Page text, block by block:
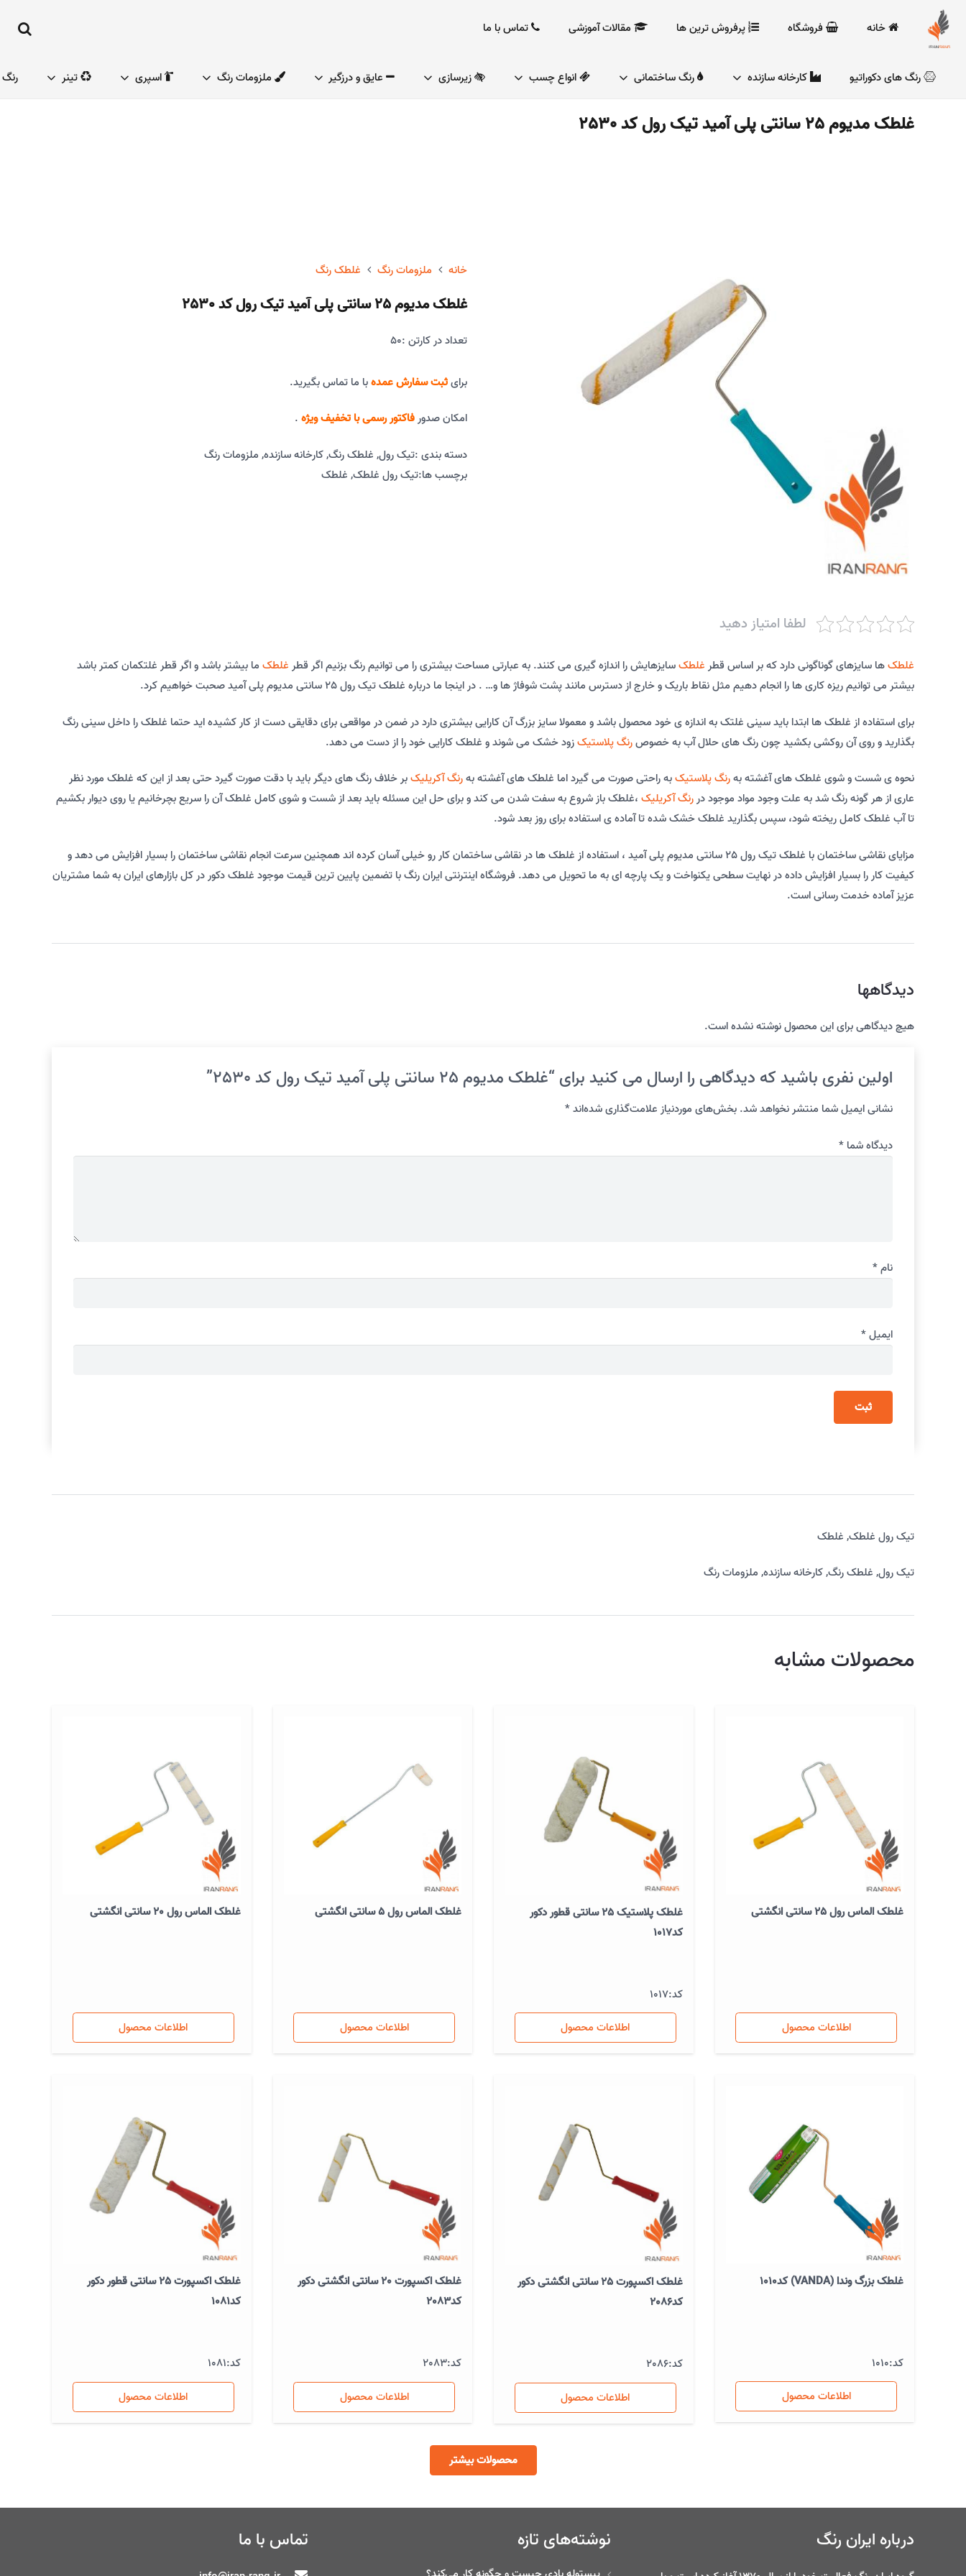
خانه فروشگاه پرفروش ترین ها مقالات آموزشی تماس با ما
رنگ های دکوراتیو کارخانه سازنده رنگ ساختمانی انواع چسب زیرسازی عایق و درزگیر ملزومات رنگ اسپری تینر
غلطک مدیوم 25 سانتی پلی آمید تیک رول کد 2530
خانه ملزومات رنگ غلطک رنگ
غلطک مدیوم 25 سانتی پلی آمید تیک رول کد 2530
تعداد در کارتن :50
برایثبت سفارش عمدهبا ما تماس بگیرید.
امکان صدورفاکتور رسمی با تخفیف ویژه .
دسته بندی :تیک رول, غلطک رنگ,کارخانه سازنده, ملزومات رنگ
برچسب ها:تیک رول غلطک, غلطک
لطفا امتیاز دهید
غلطکها سایزهای گوناگونی دارد که بر اساس قطر غلطکسایزهایش را اندازه گیری می کنند. به عبارتی مساحت بیشتری را می توانیم رنگ بزنیم اگر قطر غلطک ما بیشتر باشد و اگر قطر غلتکمان کمتر باشد
بیشتر می توانیم ریزه کاری ها را انجام دهیم مثل نقاط باریک و خارج از دسترس مانند پشت شوفاژ ها و… . در اینجا ما درباره غلطک تیک رول 25 سانتی مدیوم پلی آمید صحبت خواهیم کرد.
برای استفاده از غلطک ها ابتدا باید سینی غلتک به اندازه ی خود محصول باشد و معمولا سایز بزرگ آن کارایی بیشتری دارد در ضمن در مواقعی برای دقایقی دست از کار کشیده اید حتما غلطک را داخل سینی رنگ
بگذارید و روی آن روکشی بکشید چون رنگ های حلال آب به خصوصرنگ پلاستیکزود خشک می شوند و غلطک کارایی خود را از دست می دهد.
نحوه ی شست و شوی غلطک های آغشته بهرنگ پلاستیکبه راحتی صورت می گیرد اما غلطک های آغشته بهرنگ آکریلیکبر خلاف رنگ های دیگر باید با دقت صورت گیرد حتی بعد از این که غلطک مورد نظر
عاری از هر گونه رنگ شد به علت وجود مواد موجود دررنگ آکریلیک ،غلطک باز شروع به سفت شدن می کند و برای حل این مسئله باید بعد از شست و شوی کامل غلطک آن را سریع بچرخانیم یا روی دیوار بکشیم
تا آب غلطک کامل ریخته شود، سپس بگذارید غلطک خشک شده تا آماده ی استفاده برای روز بعد شود.
مزایای نقاشی ساختمان با غلطک تیک رول 25 سانتی مدیوم پلی آمید ، استفاده از غلطک ها در نقاشی ساختمان کار رو خیلی آسان کرده اند همچنین سرعت انجام نقاشی ساختمان را بسیار افزایش می دهد و
کیفیت کار را بسیار افزایش داده در نهایت سطحی یکنواخت و یک پارچه ای به ما تحویل می دهد. فروشگاه اینترنتی ایران رنگ با تضمین پایین ترین قیمت موجود غلطک دکور در کل بازارهای ایران به شما مشتریان
عزیز آماده خدمت رسانی است.
دیدگاهها
هیچ دیدگاهی برای این محصول نوشته نشده است.
اولین نفری باشید که دیدگاهی را ارسال می کنید برای “غلطک مدیوم 25 سانتی پلی آمید تیک رول کد 2530”
نشانی ایمیل شما منتشر نخواهد شد. بخش‌های موردنیاز علامت‌گذاری شده‌اند*
دیدگاه شما *
نام*
ایمیل*
تیک رول غلطک, غلطک
تیک رول, غلطک رنگ,کارخانه سازنده, ملزومات رنگ
محصولات مشابه
غلطک الماس رول 25 سانتی انگشتی
اطلاعات محصول
غلطک پلاستیک 25 سانتی قطور دکور
کد1017
کد:1017
اطلاعات محصول
غلطک الماس رول 5 سانتی انگشتی
اطلاعات محصول
غلطک الماس رول 20 سانتی انگشتی
اطلاعات محصول
غلطک بزرگ وندا (VANDA) کد1010
کد:1010
اطلاعات محصول
غلطک اکسپورت 20 سانتی انگشتی دکور
کد2083
کد:2083
اطلاعات محصول
غلطک اکسپورت 25 سانتی قطور دکور
کد1081
کد:1081
اطلاعات محصول
غلطک اکسپورت 25 سانتی انگشتی دکور
کد2086
کد:2086
اطلاعات محصول
محصولات بیشتر
درباره ایران رنگ نوشته‌های تازه تماس با ما